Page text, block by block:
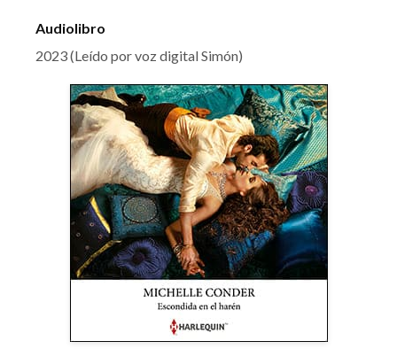
Audiolibro
2023 (Leído por voz digital Simón)